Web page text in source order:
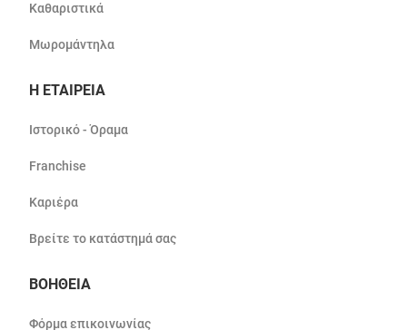
Καθαριστικά
Μωρομάντηλα
Η ΕΤΑΙΡΕΙΑ
Ιστορικό - Όραμα
Franchise
Καριέρα
Βρείτε το κατάστημά σας
ΒΟΗΘΕΙΑ
Φόρμα επικοινωνίας